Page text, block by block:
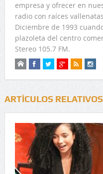
empresa y ofrecer en
radio con raíces
Diciembre de 1993
plazoleta del centro
Stereo 105.7 FM.
ARTÍCULOS RELATIVOS